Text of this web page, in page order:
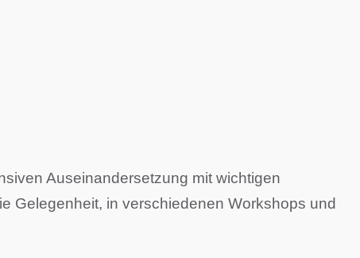
Auseinandersetzung mit wichtigen
Gelegenheit, in verschiedenen Workshops und